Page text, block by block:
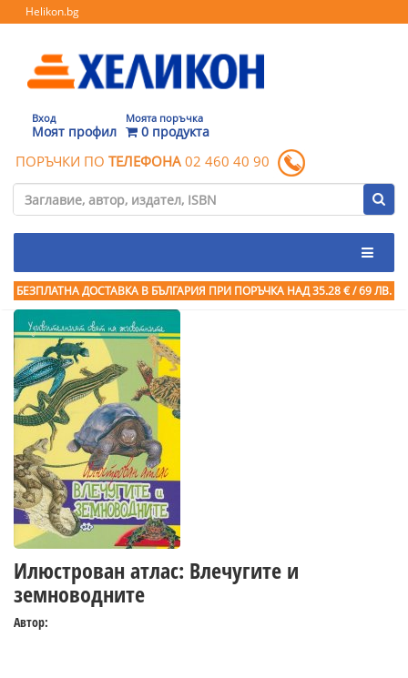
Helikon.bg
Вход
Моят профил
Моята поръчка
0 продукта
ПОРЪЧКИ ПО ТЕЛЕФОНА 02 460 40 90
БЕЗПЛАТНА ДОСТАВКА В БЪЛГАРИЯ ПРИ ПОРЪЧКА НАД 35.28 € / 69 ЛВ.
Илюстрован атлас: Влечугите и
земноводните
Автор: